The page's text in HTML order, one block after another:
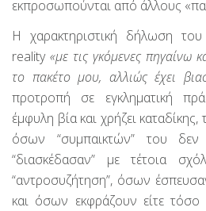
εκπροσωπούνται από άλλους
Η χαρακτηριστική δήλωση
reality «με τις γκόμενες πηγαίνω
το πακέτο μου, αλλιώς έχει
προτροπή σε εγκληματική
έμφυλη βία και χρήζει
όσων “συμπαικτών” του
“διασκέδασαν” με τέτοια
“αντροσυζήτηση”, όσων
και όσων εκφράζουν είτε